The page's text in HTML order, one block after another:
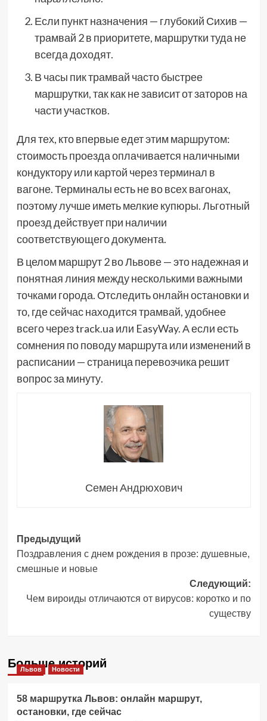
Если пункт назначения — глубокий Сихив —
трамвай 2 в приоритете, маршрутки туда не
всегда доходят.
В часы пик трамвай часто быстрее
маршрутки, так как не зависит от заторов на
части участков.
Для тех, кто впервые едет этим маршрутом:
стоимость проезда оплачивается наличными
кондуктору или картой через терминал в
вагоне. Терминалы есть не во всех вагонах,
поэтому лучше иметь мелкие купюры. Льготный
проезд действует при наличии
соответствующего документа.
В целом маршрут 2 во Львове — это надежная и
понятная линия между несколькими важными
точками города. Отследить онлайн остановки и
то, где сейчас находится трамвай, удобнее
всего через track.ua или EasyWay. А если есть
сомнения по поводу маршрута или изменений в
расписании — страница перевозчика решит
вопрос за минуту.
Семен Андрюхович
Навигация
записи
Предыдущий
Поздравления с днем рождения в прозе: душевные,
смешные и новые
Следующий:
Чем вироиды отличаются от вирусов: коротко и по
существу
Больше историй
Львов Новости
58 маршрутка Львов: онлайн маршрут,
остановки, где сейчас